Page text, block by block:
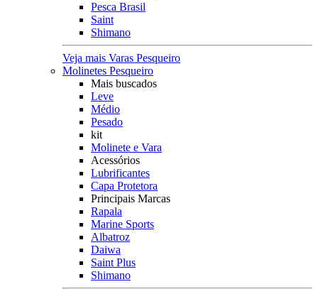
Pesca Brasil
Saint
Shimano
Veja mais Varas Pesqueiro
Molinetes Pesqueiro
Mais buscados
Leve
Médio
Pesado
kit
Molinete e Vara
Acessórios
Lubrificantes
Capa Protetora
Principais Marcas
Rapala
Marine Sports
Albatroz
Daiwa
Saint Plus
Shimano